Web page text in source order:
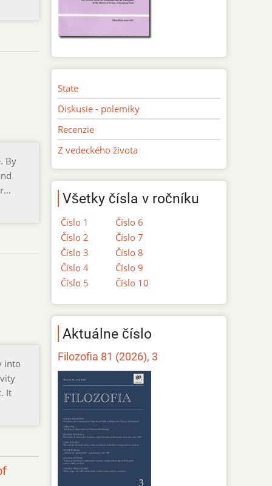
By
into
It
State
Diskusie - polemiky
Recenzie
Z vedeckého života
Všetky čísla v ročníku
Číslo 1
Číslo 2
Číslo 3
Číslo 4
Číslo 5
Číslo 6
Číslo 7
Číslo 8
Číslo 9
Číslo 10
Aktuálne číslo
Filozofia 81 (2026), 3